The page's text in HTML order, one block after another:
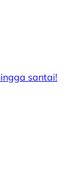
santai!